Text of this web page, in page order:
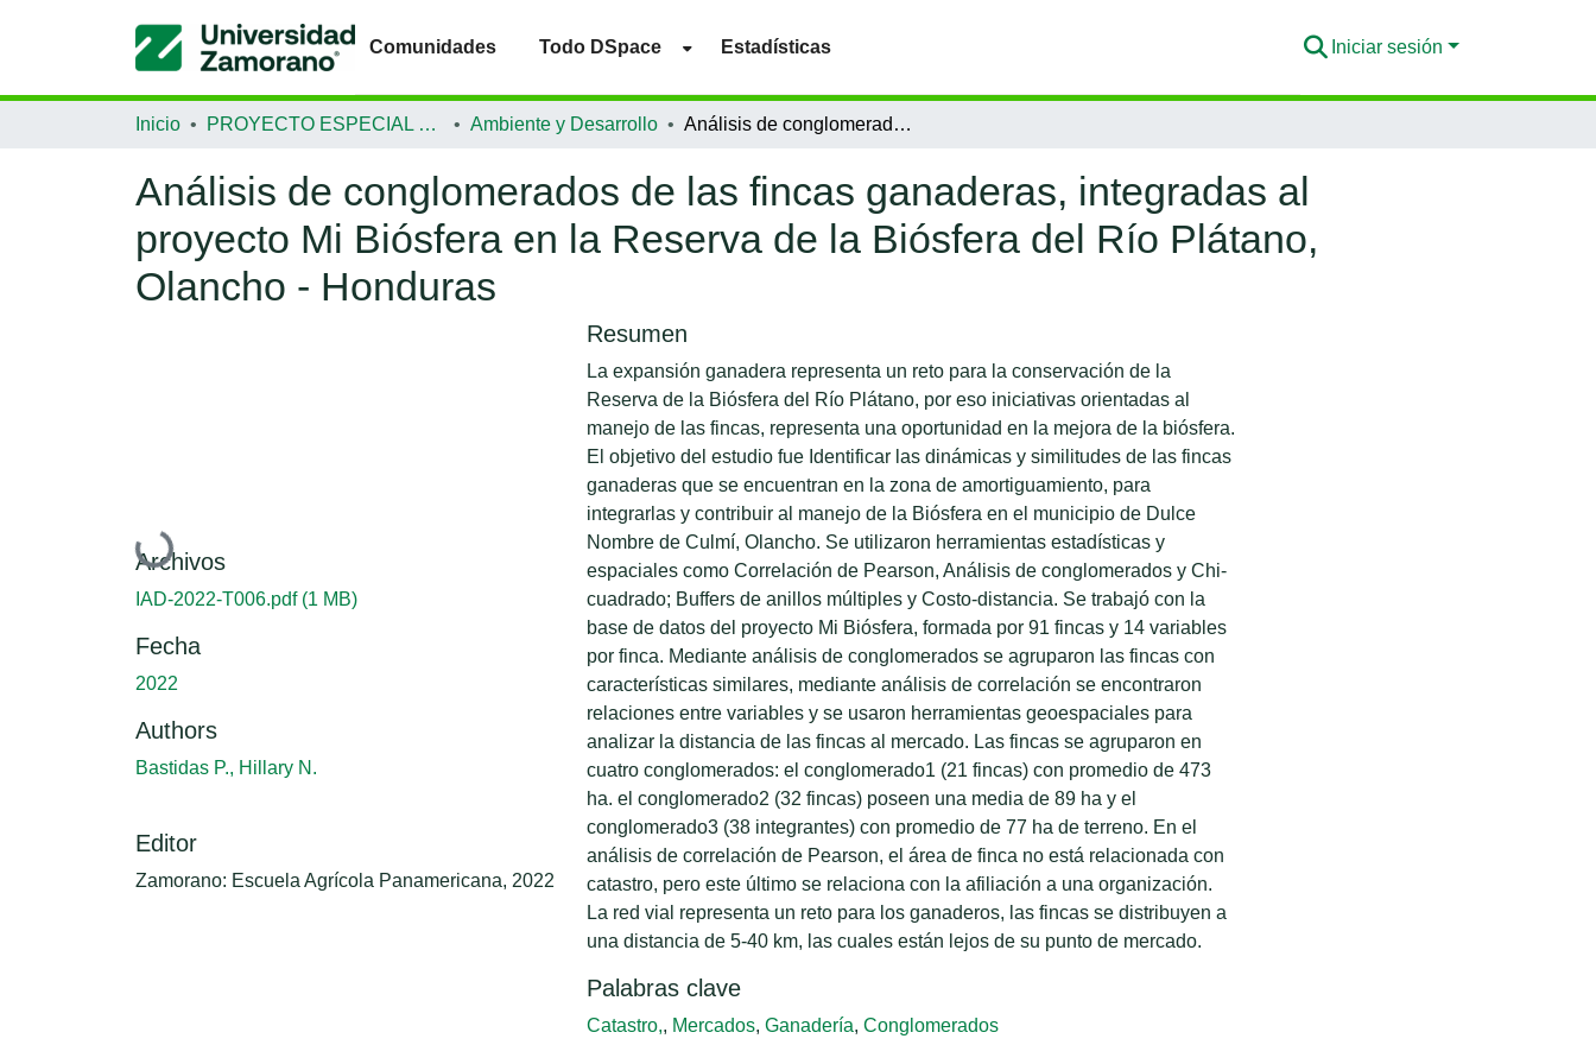
Comunidades Todo DSpace Estadísticas Iniciar sesión
Inicio PROYECTO ESPECIAL DE GRADUACIÓN Ambiente y Desarrollo Análisis de conglomerados de las fincas ganaderas, integradas al proyecto Mi Biósfera en la Reserva de la Biósfera del Río Plátano, Olancho - Honduras
Análisis de conglomerados de las fincas ganaderas, integradas al
proyecto Mi Biósfera en la Reserva de la Biósfera del Río Plátano,
Olancho - Honduras
Cargando...
Archivos
IAD-2022-T006.pdf (1 MB)
Fecha
2022
Authors
Bastidas P., Hillary N.
Editor
Zamorano: Escuela Agrícola Panamericana, 2022
Resumen
La expansión ganadera representa un reto para la conservación de la
Reserva de la Biósfera del Río Plátano, por eso iniciativas orientadas al
manejo de las fincas, representa una oportunidad en la mejora de la biósfera.
El objetivo del estudio fue Identificar las dinámicas y similitudes de las fincas
ganaderas que se encuentran en la zona de amortiguamiento, para
integrarlas y contribuir al manejo de la Biósfera en el municipio de Dulce
Nombre de Culmí, Olancho. Se utilizaron herramientas estadísticas y
espaciales como Correlación de Pearson, Análisis de conglomerados y Chi-
cuadrado; Buffers de anillos múltiples y Costo-distancia. Se trabajó con la
base de datos del proyecto Mi Biósfera, formada por 91 fincas y 14 variables
por finca. Mediante análisis de conglomerados se agruparon las fincas con
características similares, mediante análisis de correlación se encontraron
relaciones entre variables y se usaron herramientas geoespaciales para
analizar la distancia de las fincas al mercado. Las fincas se agruparon en
cuatro conglomerados: el conglomerado1 (21 fincas) con promedio de 473
ha. el conglomerado2 (32 fincas) poseen una media de 89 ha y el
conglomerado3 (38 integrantes) con promedio de 77 ha de terreno. En el
análisis de correlación de Pearson, el área de finca no está relacionada con
catastro, pero este último se relaciona con la afiliación a una organización.
La red vial representa un reto para los ganaderos, las fincas se distribuyen a
una distancia de 5-40 km, las cuales están lejos de su punto de mercado.
Palabras clave
Catastro,, Mercados, Ganadería, Conglomerados